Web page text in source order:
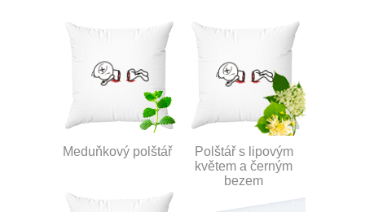
Meduňkový polštář
Polštář s lipovým
květem a černým
bezem